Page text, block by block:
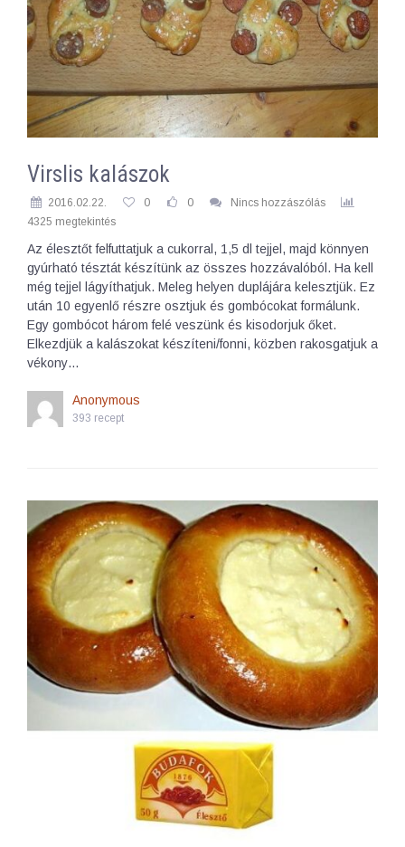
Virslis kalászok
2016.02.22. 0 0
Nincs hozzászólás
4325 megtekintés
Az élesztőt felfuttatjuk a cukorral, 1,5 dl tejjel, majd könnyen
gyúrható tésztát készítünk az összes hozzávalóból. Ha kell
még tejjel lágyíthatjuk. Meleg helyen duplájára kelesztjük. Ez
után 10 egyenlő részre osztjuk és gombócokat formálunk.
Egy gombócot három felé veszünk és kisodorjuk őket.
Elkezdjük a kalászokat készíteni/fonni, közben rakosgatjuk a
vékony…
Anonymous
393 recept